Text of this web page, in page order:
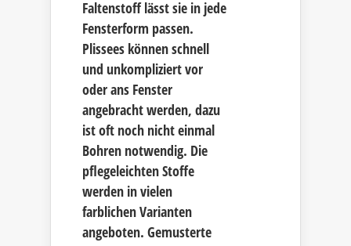
Faltenstoff lässt sie in jede
Fensterform passen.
Plissees können schnell
und unkompliziert vor
oder ans Fenster
angebracht werden, dazu
ist oft noch nicht einmal
Bohren notwendig. Die
pflegeleichten Stoffe
werden in vielen
farblichen Varianten
angeboten. Gemusterte